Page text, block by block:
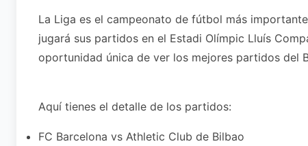
La Liga es el campeonato de fútbol más
jugará sus partidos en el Estadi Olímpic Lluís
oportunidad única de ver los mejores partidos del
Aquí tienes el detalle de los partidos:
FC Barcelona vs Athletic Club de Bilbao